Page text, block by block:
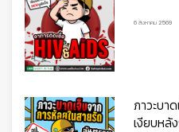
6 สิงหาคม 2569
ภาวะบา
เงียบหลั